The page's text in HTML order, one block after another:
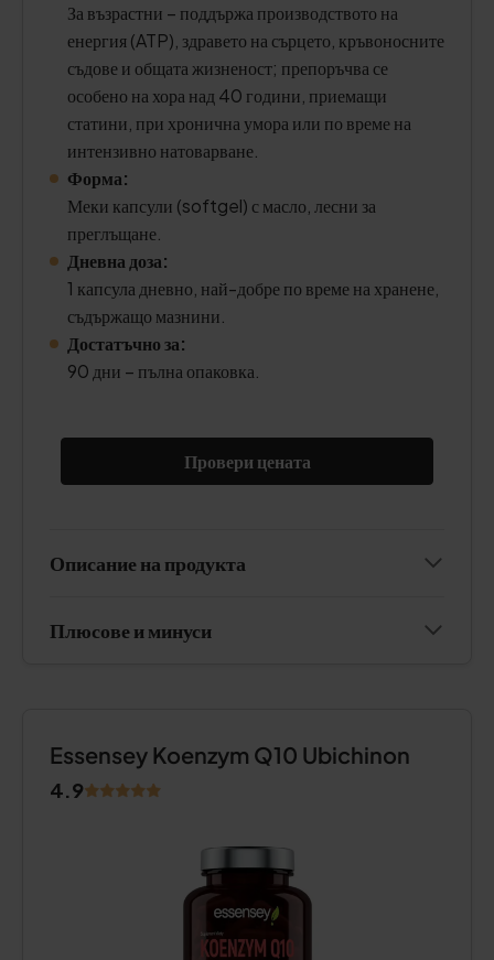
За възрастни – поддържа производството на
енергия (ATP), здравето на сърцето, кръвоносните
съдове и общата жизненост; препоръчва се
особено на хора над 40 години, приемащи
статини, при хронична умора или по време на
интензивно натоварване.
Форма:
Меки капсули (softgel) с масло, лесни за
преглъщане.
Дневна доза:
1 капсула дневно, най-добре по време на хранене,
съдържащо мазнини.
Достатъчно за:
90 дни – пълна опаковка.
Провери цената
Описание на продукта
Плюсове и минуси
Essensey Koenzym Q10 Ubichinon
4.9